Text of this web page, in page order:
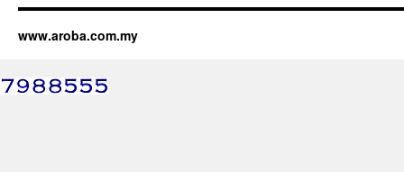
www.aroba.com.my